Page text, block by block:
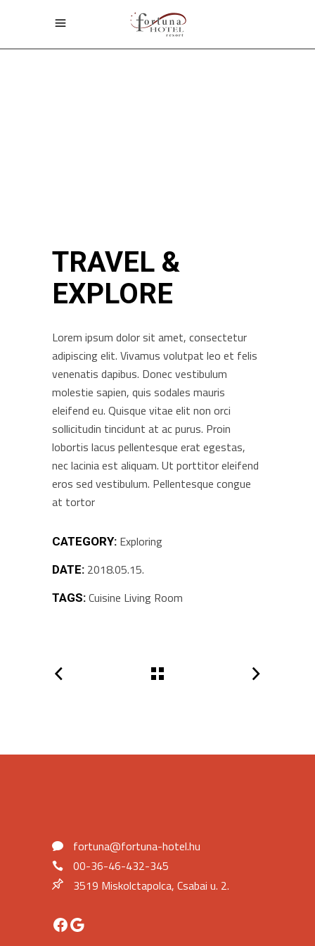
TRAVEL &
EXPLORE
Lorem ipsum dolor sit amet, consectetur
adipiscing elit. Vivamus volutpat leo et felis
venenatis dapibus. Donec vestibulum
molestie sapien, quis sodales mauris
eleifend eu. Quisque vitae elit non orci
sollicitudin tincidunt at ac purus. Proin
lobortis lacus pellentesque erat egestas,
nec lacinia est aliquam. Ut porttitor eleifend
eros sed vestibulum. Pellentesque congue
at tortor
CATEGORY: Exploring
DATE: 2018.05.15.
TAGS: Cuisine Living Room
fortuna@fortuna-hotel.hu
00-36-46-432-345
3519 Miskolctapolca, Csabai u. 2.
Facebook
Google